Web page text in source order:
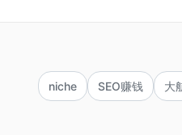
niche SEO赚钱 大